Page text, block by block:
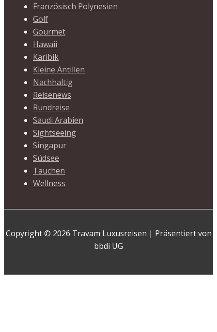
Französisch Polynesien
Golf
Gourmet
Hawaii
Karibik
Kleine Antillen
Nachhaltig
Reisenews
Rundreise
Saudi Arabien
Sightseeing
Singapur
Südsee
Tauchen
Wellness
Copyright © 2026 Travam Luxusreisen | Präsentiert von
bbdi UG